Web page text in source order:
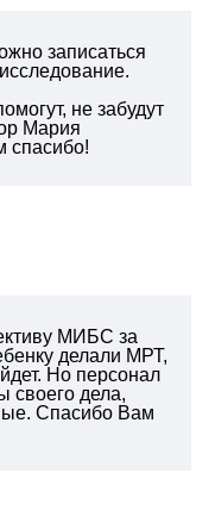
записаться
не забудут
Мария
спасибо!
МИБС за
делали МРТ,
Но персонал
своего дела,
Спасибо Вам